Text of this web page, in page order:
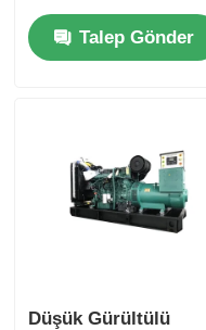
Jeneratörü Soğutma
SistemiTalep Gönder
Düşük Gürültülü